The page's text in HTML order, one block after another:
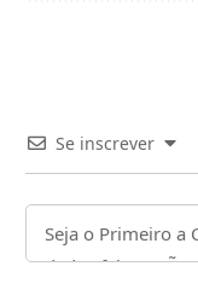
Se inscrever